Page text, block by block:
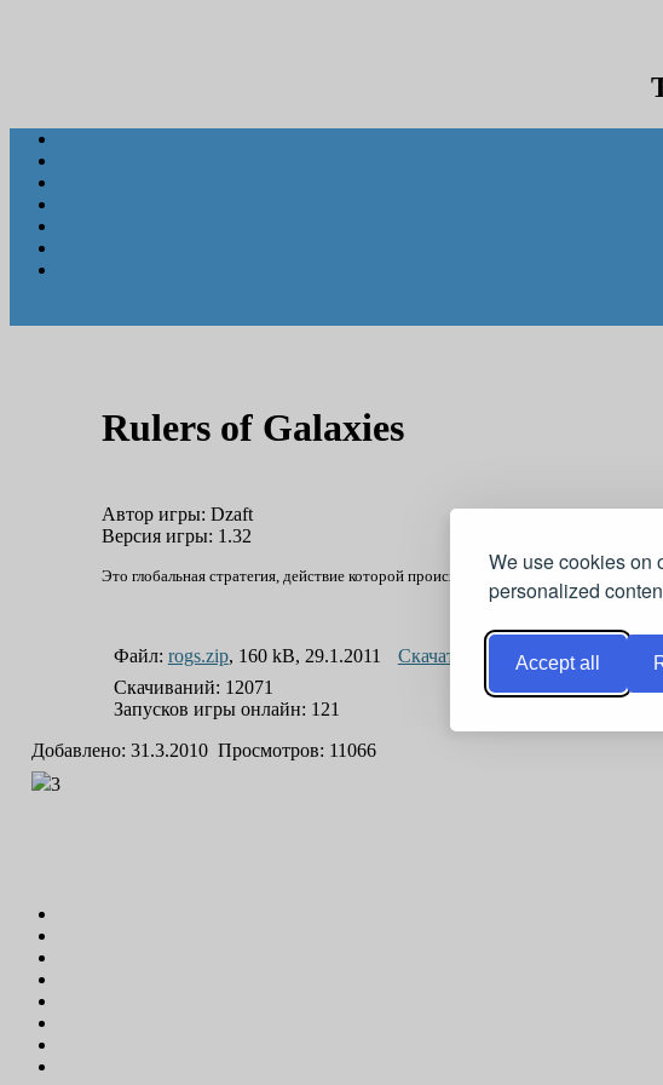
We use cookies on
personalized
Accept all
Rulers of Galaxies
Автор игры: Dzaft
Версия игры: 1.32
Это глобальная стратегия, действие которой происходит в далёком будущем.
Файл: rogs.zip, 160 kB, 29.1.2011 Скачать
Играть онлайн
Скачиваний: 12071
Запусков игры онлайн: 121
Добавлено: 31.3.2010 Просмотров: 11066
3